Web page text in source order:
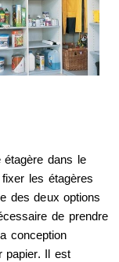
étagère dans le
les étagères
des deux options
de prendre
conception
papier. Il est